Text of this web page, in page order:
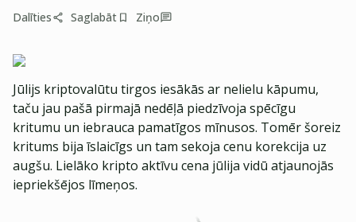
Dalīties Saglabāt Ziņo
Jūlijs kriptovalūtu tirgos iesākās ar nelielu kāpumu,
taču jau pašā pirmajā nedēļā piedzīvoja spēcīgu
kritumu un iebrauca pamatīgos mīnusos. Tomēr šoreiz
kritums bija īslaicīgs un tam sekoja cenu korekcija uz
augšu. Lielāko kripto aktīvu cena jūlija vidū atjaunojās
iepriekšējos līmeņos.